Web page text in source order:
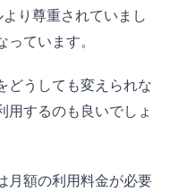
り尊重されていまし
ています。
どうしても変えられな
用するのも良いでしょ
月額の利用料金が必要